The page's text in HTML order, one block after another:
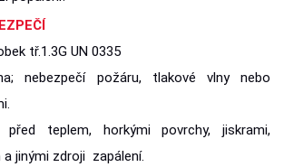
tř.1.3G UN 0335
nebezpečí požáru, tlakové vlny nebo
teplem, horkými povrchy, jiskrami,
jinými zdroji zapálení.